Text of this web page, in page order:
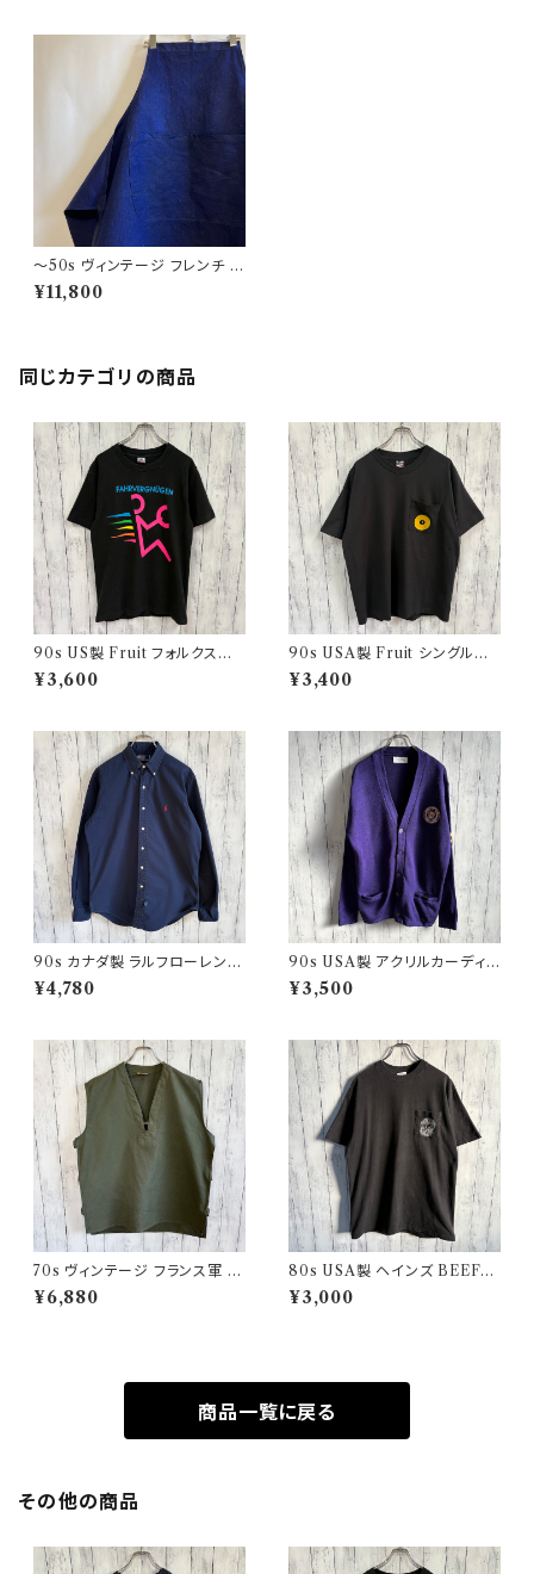
〜50s ヴィンテージ フレンチ イ
ンディゴリネン エプロン 前掛け
ビンテージ フレンチワーク
¥11,800
同じカテゴリの商品
90s US製 Fruit フォルクスワ
ーゲン シングルステッチTシャツ
ヴィンテージTシャツ アド 企業
¥3,600
90s USA製 Fruit シングルス
テッチTシャツ ポケットT scree
nstars ヴィンテージ
¥3,400
90s カナダ製 ラルフローレン
ボタンダウンシャツ Ralph Laur
en
¥4,780
90s USA製 アクリルカーディガ
ン レタード 紫 アメリカ製
¥3,500
70s ヴィンテージ フランス軍 G
AOベスト ミリタリーベスト ユ
ーロミリタリー
¥6,880
80s USA製 ヘインズ BEEFY
シングルステッチTシャツ ヴィン
テージTシャツ ポケT
¥3,000
商品一覧に戻る
その他の商品